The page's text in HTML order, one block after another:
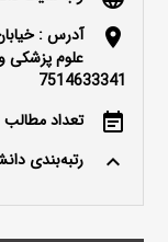
location_on
آدرس :
علوم پزشکی
7514633341
event_note تعداد مطالب :
keyboard_arrow_up رتبه‌بندی